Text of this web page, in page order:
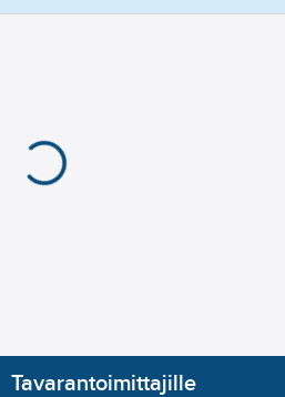
Tavarantoimittajille